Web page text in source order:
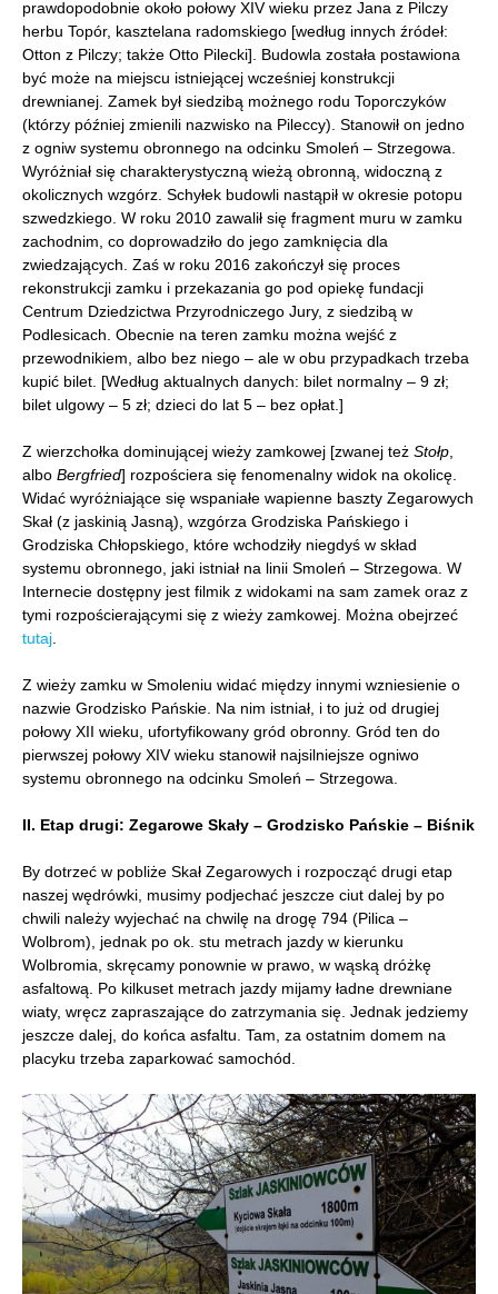
prawdopodobnie około połowy XIV wieku przez Jana z Pilczy
herbu Topór, kasztelana radomskiego [według innych źródeł:
Otton z Pilczy; także Otto Pilecki]. Budowla została postawiona
być może na miejscu istniejącej wcześniej konstrukcji
drewnianej. Zamek był siedzibą możnego rodu Toporczyków
(którzy później zmienili nazwisko na Pileccy). Stanowił on jedno
z ogniw systemu obronnego na odcinku Smoleń – Strzegowa.
Wyróżniał się charakterystyczną wieżą obronną, widoczną z
okolicznych wzgórz. Schyłek budowli nastąpił w okresie potopu
szwedzkiego. W roku 2010 zawalił się fragment muru w zamku
zachodnim, co doprowadziło do jego zamknięcia dla
zwiedzających. Zaś w roku 2016 zakończył się proces
rekonstrukcji zamku i przekazania go pod opiekę fundacji
Centrum Dziedzictwa Przyrodniczego Jury, z siedzibą w
Podlesicach. Obecnie na teren zamku można wejść z
przewodnikiem, albo bez niego – ale w obu przypadkach trzeba
kupić bilet. [Według aktualnych danych: bilet normalny – 9 zł;
bilet ulgowy – 5 zł; dzieci do lat 5 – bez opłat.]
Z wierzchołka dominującej wieży zamkowej [zwanej też Stołp
albo Bergfried] rozpościera się fenomenalny widok na okolicę.
Widać wyróżniające się wspaniałe wapienne baszty Zegarowych
Skał (z jaskinią Jasną), wzgórza Grodziska Pańskiego i
Grodziska Chłopskiego, które wchodziły niegdyś w skład
systemu obronnego, jaki istniał na linii Smoleń – Strzegowa. W
Internecie dostępny jest filmik z widokami na sam zamek oraz z
tymi rozpościerającymi się z wieży zamkowej. Można obejrzeć
tutaj
Z wieży zamku w Smoleniu widać między innymi wzniesienie o
nazwie Grodzisko Pańskie. Na nim istniał, i to już od drugiej
połowy XII wieku, ufortyfikowany gród obronny. Gród ten do
pierwszej połowy XIV wieku stanowił najsilniejsze ogniwo
systemu obronnego na odcinku Smoleń – Strzegowa.
II. Etap drugi: Zegarowe Skały – Grodzisko Pańskie – Biśnik
By dotrzeć w pobliże Skał Zegarowych i rozpocząć drugi etap
naszej wędrówki, musimy podjechać jeszcze ciut dalej by po
chwili należy wyjechać na chwilę na drogę 794 (Pilica –
Wolbrom), jednak po ok. stu metrach jazdy w kierunku
Wolbromia, skręcamy ponownie w prawo, w wąską dróżkę
asfaltową. Po kilkuset metrach jazdy mijamy ładne drewniane
wiaty, wręcz zapraszające do zatrzymania się. Jednak jedziemy
jeszcze dalej, do końca asfaltu. Tam, za ostatnim domem na
placyku trzeba zaparkować samochód.